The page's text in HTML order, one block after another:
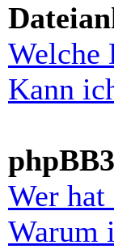
Welche
Kann
Wer
Warum